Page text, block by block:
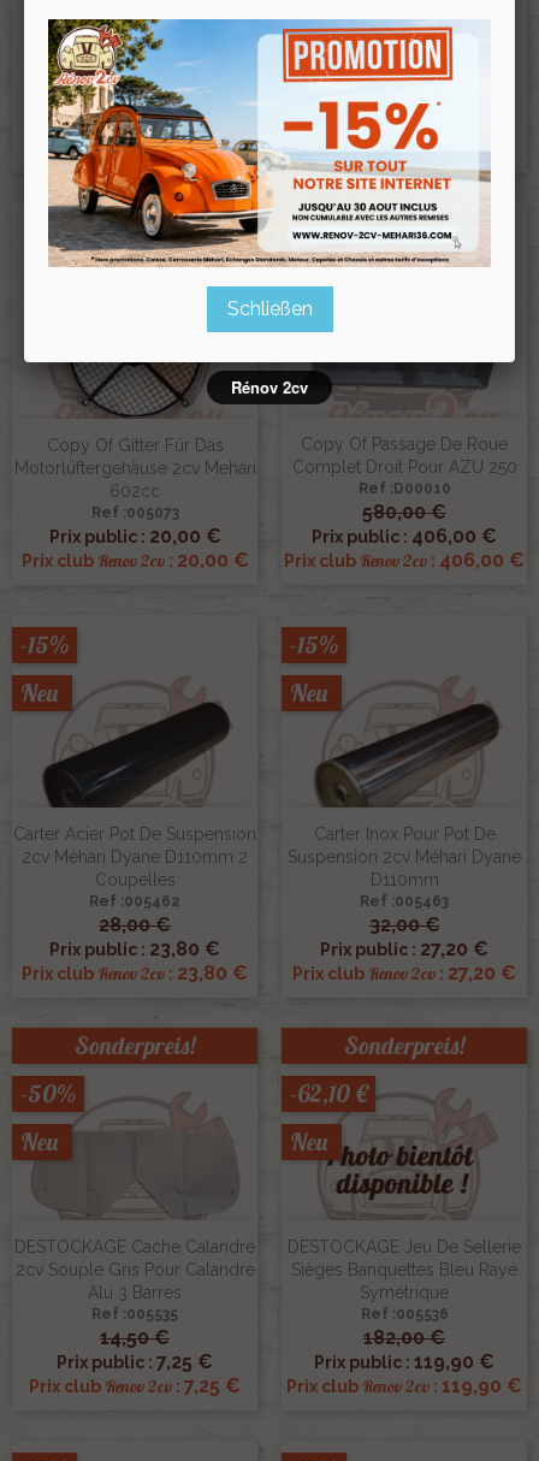
Copy Of Stoßstangenhalter
Vorne Links 2cv
Ref :005071
6,25 €
Prix public :5,31 €
Prix clubRenov 2cv:5,31 €
Copy Of Stoßstangenhalter
Vorne Links 2cv
Ref :005072
6,25 €
Prix public :5,31 €
Prix clubRenov 2cv 5,31 €
Copy Of Gitter Für Das
Motorlüftergehäuse 2cv Mehari
602cc
Ref :005073
Prix public : 20,00 €
Prix club Renov 2cv: 20,00 €
Copy Of Passage De Roue
Complet Droit Pour AZU 250
Ref :D00010
580,00 €
Prix public : 406,00 €
Prix club Renov 2cv : 406,00 €
-30%
Neu
Carter Acier Pot De Suspension
2cv Méhari Dyane D110mm 2
Coupelles
Ref :005462
28,00 €
Prix public : 23,80 €
Prix club Renov 2cv : 23,80 €
-15%
Neu
Carter Inox Pour Pot De
Suspension 2cv Méhari Dyane
D110mm
Ref :005463
32,00 €
Prix public : 27,20 €
Prix club Renov 2cv : 27,20 €
-15%
Neu
DESTOCKAGE Cache Calandre
2cv Souple Gris Pour Calandre
Alu 3 Barres
Ref :005535
14,50 €
Prix public : 7,25 €
Prix club Renov 2cv : 7,25 €
Sonderpreis!
-50%
Neu
DESTOCKAGE Jeu De Sellerie
Sièges Banquettes Bleu Rayé
Symétrique
Ref :005536
182,00 €
Prix public : 119,90 €
Prix club Renov 2cv : 119,90 €
Sonderpreis!
-62,10 €
Neu
Schließen
Rénov 2cv